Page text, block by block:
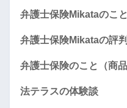
弁護士保険Mikataのこと
弁護士保険Mikataの評
弁護士保険のこと（商品
法テラスの体験談